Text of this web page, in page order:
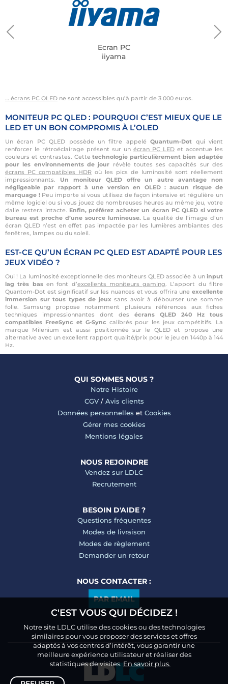
Ecran PC
iiyama
… écrans PC OLED ne sont accessibles qu’à partir de 3 000 euros.
MONITEUR PC QLED : POURQUOI C’EST MIEUX QUE LE
LED ET UN BON COMPROMIS À L’OLED
Un écran PC QLED possède un filtre appeléQuantum-Dot qui vient
renforcer le rétroéclairage présent sur un écran PC LED et accentue les
couleurs et contrastes. Cettetechnologie particulièrement bien adaptée
pour les environnements de jour révèle toutes ses capacités sur des
écrans PC compatibles HDR où les pics de luminosité sont réellement
impressionnants. Un moniteur QLED offre un
autre avantage non
négligeable par rapport à une version en OLED : aucun risque de
marquage !Peu importe si vous utilisez de façon intensive et régulière un
même logiciel ou si vous jouez de nombreuses heures au même jeu, votre
dalle restera intacte. Enfin, préférez acheter un écran PC QLED si votre
bureau est proche d’une source lumineuse.La qualité de l’image d’un
écran QLED n’est en effet pas impactée par les lumières ambiantes des
fenêtres, lampes ou du soleil.
EST-CE QU’UN ÉCRAN PC QLED EST ADAPTÉ POUR LES
JEUX VIDÉO ?
Oui ! La luminosité exceptionnelle des moniteurs QLED associée à un input
lag très basen font d’excellents moniteurs gaming. L’apport du filtre
Quantom-Dot est significatif sur les nuances et vous offrira une excellente
immersion sur tous types de jeux sans avoir à débourser une somme
folle. Samsung propose notamment plusieurs références aux fiches
techniques impressionnantes dont des écrans QLED 240 Hz tous
compatibles FreeSync et G-Sync calibrés pour les jeux compétitifs. La
marque Milenium est aussi positionnée sur le QLED et propose une
alternative avec un excellent rapport qualité/prix pour le jeu en 1440p à 144
Hz.
QUI SOMMES NOUS ?
Notre Histoire
CGV/ Avis clients
Données personnelles et Cookies
Gérer mes cookies
Mentions légales
NOUS REJOINDRE
Vendez sur LDLC
Recrutement
BESOIN D'AIDE ?
Questions fréquentes
Modes de livraison
Modes de règlement
Demander un retour
NOUS CONTACTER :
PAR EMAIL
C'EST VOUS QUI DÉCIDEZ !
Notre site LDLC utilise des cookies ou des technologies
similaires pour vous proposer des services et offres
adaptés à vos centres d’intérêt, vous garantir une
meilleure expérience utilisateur et réaliser des
statistiques de visites.En savoir plus.